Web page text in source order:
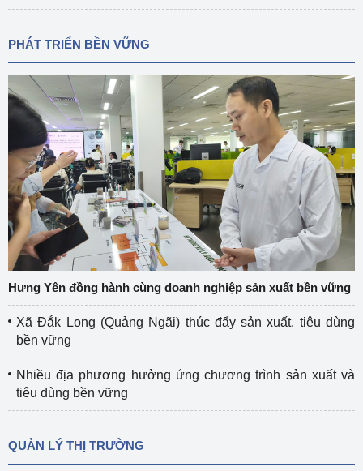
PHÁT TRIỂN BỀN VỮNG
Hưng Yên đồng hành cùng doanh nghiệp sản xuất bền vững
Xã Đắk Long (Quảng Ngãi) thúc đẩy sản xuất, tiêu dùng
bền vững
Nhiều địa phương hưởng ứng chương trình sản xuất và
tiêu dùng bền vững
QUẢN LÝ THỊ TRƯỜNG